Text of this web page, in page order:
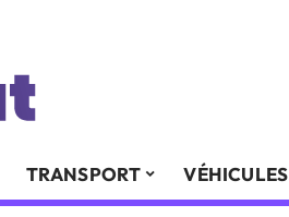
TRANSPORT VÉHICULES